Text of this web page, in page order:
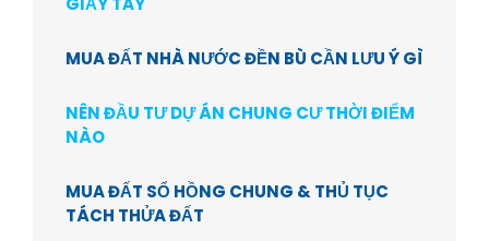
MUA ĐẤT NHÀ NƯỚC ĐỀN BÙ CẦN LƯU Ý GÌ
NÊN ĐẦU TƯ DỰ ÁN CHUNG CƯ THỜI ĐIỂM
NÀO
MUA ĐẤT SỔ HỒNG CHUNG & THỦ TỤC
TÁCH THỬA ĐẤT